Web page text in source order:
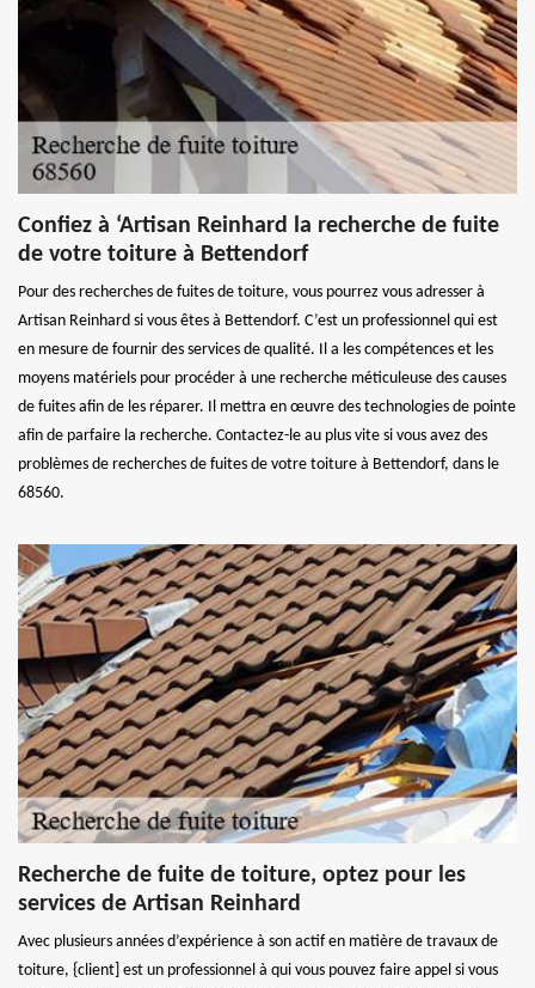
Confiez à ‘Artisan Reinhard la recherche de fuite
de votre toiture à Bettendorf
Pour des recherches de fuites de toiture, vous pourrez vous adresser à
Artisan Reinhard si vous êtes à Bettendorf. C’est un professionnel qui est
en mesure de fournir des services de qualité. Il a les compétences et les
moyens matériels pour procéder à une recherche méticuleuse des causes
de fuites afin de les réparer. Il mettra en œuvre des technologies de pointe
afin de parfaire la recherche. Contactez-le au plus vite si vous avez des
problèmes de recherches de fuites de votre toiture à Bettendorf, dans le
68560.
Recherche de fuite de toiture, optez pour les
services de Artisan Reinhard
Avec plusieurs années d’expérience à son actif en matière de travaux de
toiture, {client] est un professionnel à qui vous pouvez faire appel si vous